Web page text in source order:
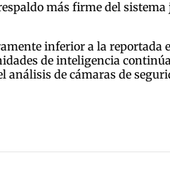
más firme del
inferior a la reportada
de inteligencia
análisis de cámaras de